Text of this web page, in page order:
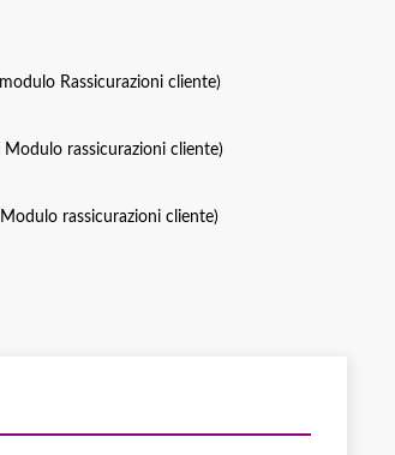
Rassicurazioni cliente)
rassicurazioni cliente)
rassicurazioni cliente)